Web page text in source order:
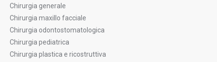
Chirurgia generale
Chirurgia maxillo facciale
Chirurgia odontostomatologica
Chirurgia pediatrica
Chirurgia plastica e ricostruttiva